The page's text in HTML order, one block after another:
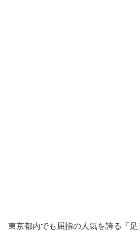
東京都内でも屈指の人気を誇る「足